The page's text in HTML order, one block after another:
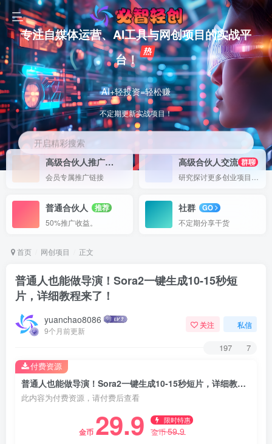
专注自媒体运营、AI工具与网创项目的实战平
台！
AI+轻投资=轻松赚
不定期更新实战项目！
开启精彩搜索
高级合伙人推广50%
会员专属推广链接
高级合伙人交流 群聊
普通合伙人
推荐
50%推广收益。
社群
GO
不定期分享干货
首页 网创项目 正文
普通人也能做导演！Sora2一键生成10-15秒短
片，详细教程来了！
yuanchao8086
9个月前更新
关注 私信
197 7
普通人也能做导演！Sora2一键生成10-15秒短片，详细教程来了！
此内容为付费资源，请付费后查看
金币 29.9 限时特惠
金币59.9
付费资源